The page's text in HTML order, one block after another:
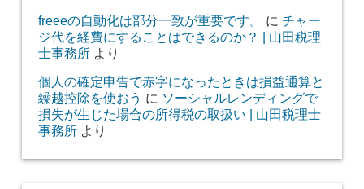
freeeの自動化は部分一致が重要です。
に チャー
ジ代を経費にすることはできるのか？ | 山田税理
士事務所より
個人の確定申告で赤字になったときは損益通算と
繰越控除を使おう に ソーシャルレンディングで
損失が生じた場合の所得税の取扱い | 山田税理士
事務所より